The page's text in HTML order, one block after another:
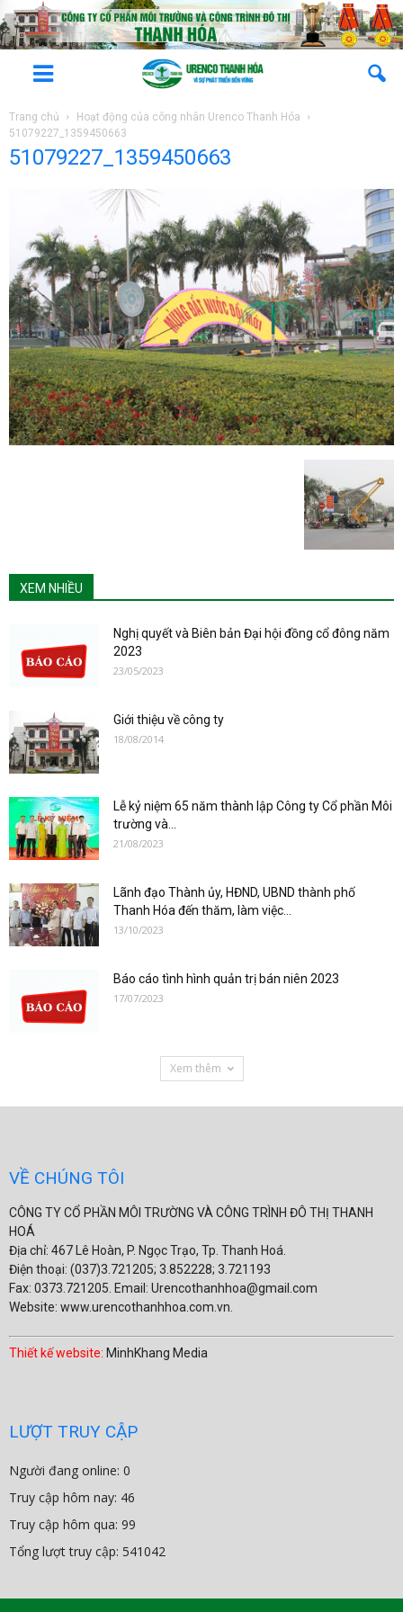
Trang chủ
Hoạt động của công nhân Urenco Thanh Hóa
51079227_1359450663
51079227_1359450663
XEM NHIỀU
Nghị quyết và Biên bản Đại hội đồng cổ đông năm
2023
23/05/2023
Giới thiệu về công ty
18/08/2014
Lễ kỷ niệm 65 năm thành lập Công ty Cổ phần Môi
trường và...
21/08/2023
Lãnh đạo Thành ủy, HĐND, UBND thành phố
Thanh Hóa đến thăm, làm việc...
13/10/2023
Báo cáo tình hình quản trị bán niên 2023
17/07/2023
Xem thêm
VỀ CHÚNG TÔI
CÔNG TY CỔ PHẦN MÔI TRƯỜNG VÀ CÔNG TRÌNH ĐÔ THỊ THANH
HOÁ
Địa chỉ: 467 Lê Hoàn, P. Ngọc Trạo, Tp. Thanh Hoá.
Điện thoại: (037)3.721205; 3.852228; 3.721193
Fax: 0373.721205. Email: Urencothanhhoa@gmail.com
Website: www.urencothanhhoa.com.vn.
Thiết kế website: MinhKhang Media
LƯỢT TRUY CẬP
Người đang online: 0
Truy cập hôm nay: 46
Truy cập hôm qua: 99
Tổng lượt truy cập: 541042